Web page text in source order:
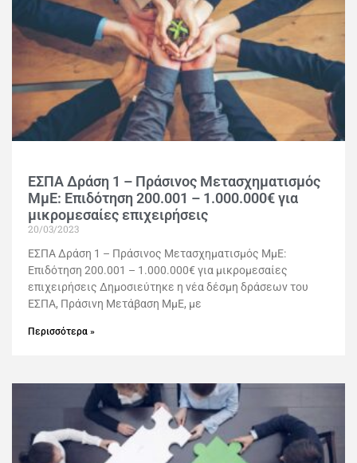
ΕΣΠΑ Δράση 1 – Πράσινος Μετασχηματισμός
ΜμΕ: Επιδότηση 200.001 – 1.000.000€ για
μικρομεσαίες επιχειρήσεις
20/03/2023
ΕΣΠΑ Δράση 1 – Πράσινος Μετασχηματισμός ΜμΕ:
Επιδότηση 200.001 – 1.000.000€ για μικρομεσαίες
επιχειρήσεις Δημοσιεύτηκε η νέα δέσμη δράσεων του
ΕΣΠΑ, Πράσινη Μετάβαση ΜμΕ, με
Περισσότερα »